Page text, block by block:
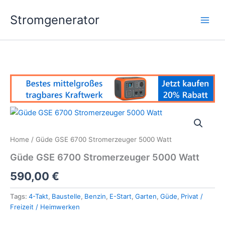
Stromgenerator
Home / Güde GSE 6700 Stromerzeuger 5000 Watt
Güde GSE 6700 Stromerzeuger 5000 Watt
590,00 €
Tags: 4-Takt, Baustelle, Benzin, E-Start, Garten, Güde, Privat /
Freizeit / Heimwerken